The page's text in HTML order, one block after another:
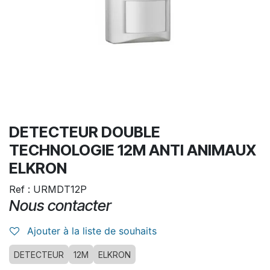
DETECTEUR DOUBLE
TECHNOLOGIE 12M ANTI ANIMAUX
ELKRON
Ref : URMDT12P
Nous contacter
Ajouter à la liste de souhaits
DETECTEUR 12M ELKRON